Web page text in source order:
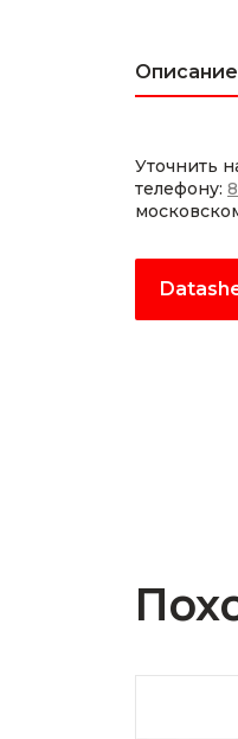
Описание
Уточнить
телефону: